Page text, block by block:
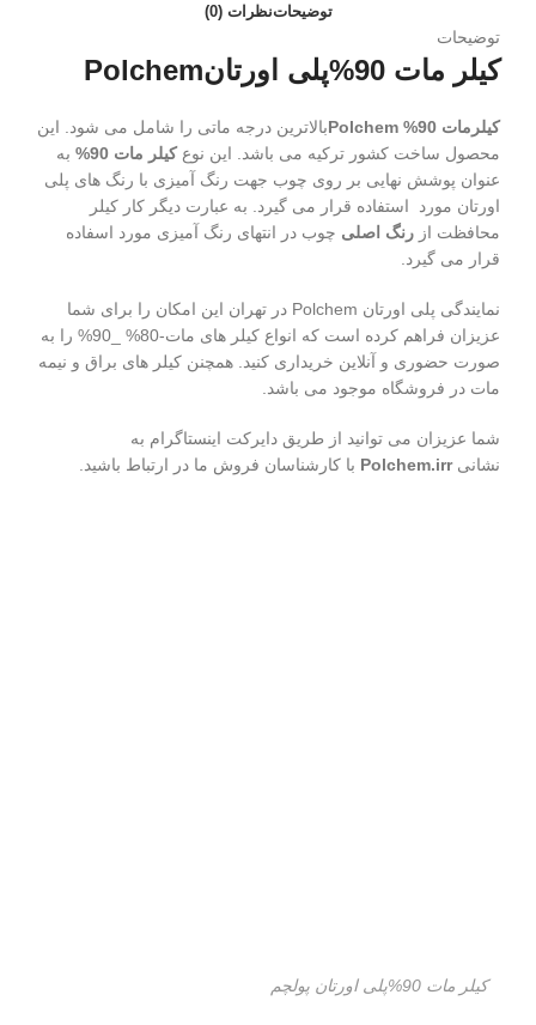
توضیحاتنظرات (0)
توضیحات
کیلر مات 90%پلی اورتانPolchem
کیلرمات 90% Polchemبالاترین درجه ماتی را شامل می شود. این
محصول ساخت کشور ترکیه می باشد. این نوعکیلر مات 90%
به
عنوان پوشش نهایی بر روی چوب جهت رنگ آمیزی با رنگ های پلی
اورتان مورد استفاده قرار می گیرد. به عبارت دیگر کار کیلر
محافظت از رنگ اصلی چوب در انتهای رنگ آمیزی مورد اسفاده
قرار می گیرد.
نمایندگی پلی اورتان Polchem در تهران این امکان را برای شما
عزیزان فراهم کرده است که انواع کیلر های مات-80% _90% را به
صورت حضوری و آنلاین خریداری کنید. همچنن کیلر های براق و نیمه
مات در فروشگاه موجود می باشد.
شما عزیزان می توانید از طریق دایرکت اینستاگرام به
نشانیPolchem.irr با کارشناسان فروش ما در ارتباط باشید.
کیلر مات 90%پلی اورتان پولچم